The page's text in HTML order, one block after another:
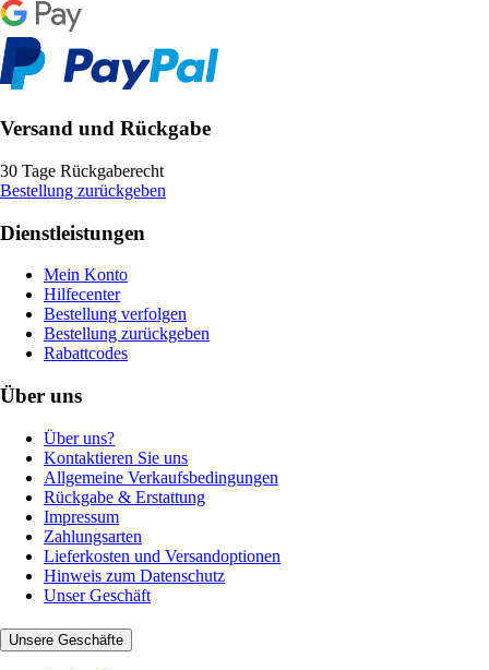
Versand und Rückgabe
30 Tage Rückgaberecht
Bestellung zurückgeben
Dienstleistungen
Mein Konto
Hilfecenter
Bestellung verfolgen
Bestellung zurückgeben
Rabattcodes
Über uns
Über uns?
Kontaktieren Sie uns
Allgemeine Verkaufsbedingungen
Rückgabe & Erstattung
Impressum
Zahlungsarten
Lieferkosten und Versandoptionen
Hinweis zum Datenschutz
Unser Geschäft
Unsere Geschäfte